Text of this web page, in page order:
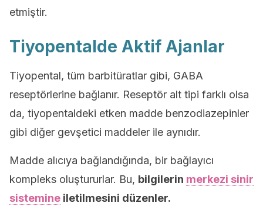
etmiştir.
Tiyopentalde Aktif Ajanlar
Tiyopental, tüm barbitüratlar gibi, GABA
reseptörlerine bağlanır. Reseptör alt tipi farklı olsa
da, tiyopentaldeki etken madde benzodiazepinler
gibi diğer gevşetici maddeler ile aynıdır.
Madde alıcıya bağlandığında, bir bağlayıcı
kompleks oluştururlar. Bu, bilgilerin merkezi sinir
sistemine iletilmesini düzenler.